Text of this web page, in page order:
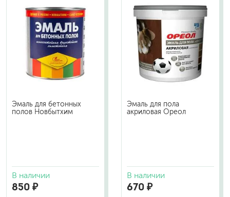
Эмаль для бетонных
полов Новбытхим
В наличии
850 ₽
Эмаль для пола
акриловая Ореол
В наличии
670 ₽